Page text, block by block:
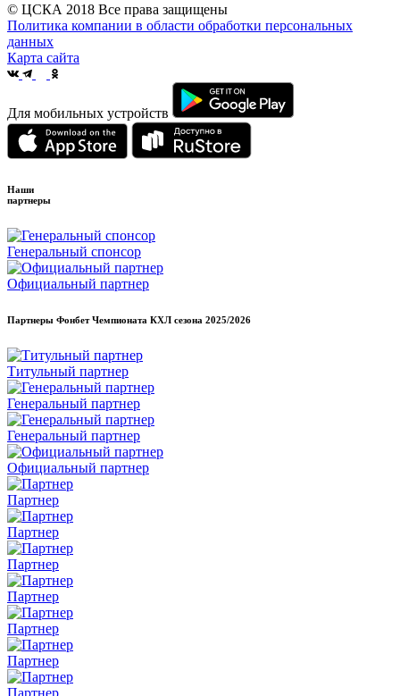
© ЦСКА 2018 Все права защищены
Политика компании в области обработки персональных
данных
Карта сайта
Для мобильных устройств
Наши
партнеры
Генеральный спонсор
Официальный партнер
Партнеры Фонбет Чемпионата КХЛ сезона 2025/2026
Титульный партнер
Генеральный партнер
Генеральный партнер
Официальный партнер
Партнер
Партнер
Партнер
Партнер
Партнер
Партнер